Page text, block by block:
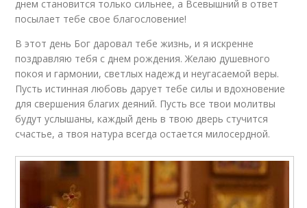
днем становится только сильнее, а Всевышний в ответ
посылает тебе свое благословение!
В этот день Бог даровал тебе жизнь, и я искренне
поздравляю тебя с днем рождения. Желаю душевного
покоя и гармонии, светлых надежд и неугасаемой веры.
Пусть истинная любовь дарует тебе силы и вдохновение
для свершения благих деяний. Пусть все твои молитвы
будут услышаны, каждый день в твою дверь стучится
счастье, а твоя натура всегда остается милосердной.